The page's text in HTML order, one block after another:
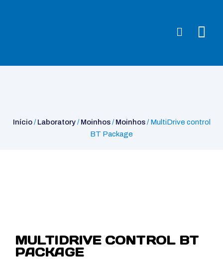
Início/Laboratory/Moinhos/Moinhos/ MultiDrive control
BT Package
MULTIDRIVE CONTROL BT
PACKAGE